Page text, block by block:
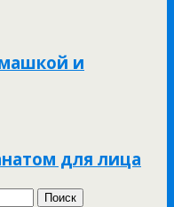
и
для лица